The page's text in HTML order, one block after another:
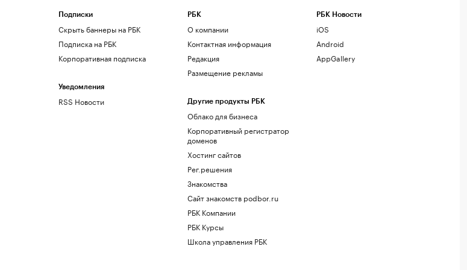
Подписки
Скрыть баннеры на РБК
Подписка на РБК
Корпоративная подписка
Уведомления
RSS Новости
РБК
О компании
Контактная информация
Редакция
Размещение рекламы
Другие продукты РБК
Облако для бизнеса
Корпоративный регистратор
доменов
Хостинг сайтов
Рег.решения
Знакомства
Сайт знакомств podbor.ru
РБК Компании
РБК Курсы
Школа управления РБК
РБК Новости
iOS
Android
AppGallery